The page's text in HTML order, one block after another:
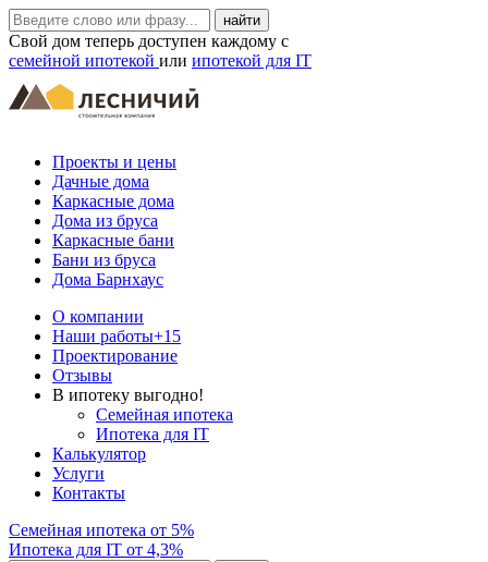
Свой дом теперь доступен каждому с
семейной ипотекой или ипотекой для IT
Проекты и цены
Дачные дома
Каркасные дома
Дома из бруса
Каркасные бани
Бани из бруса
Дома Барнхаус
О компании
Наши работы+15
Проектирование
Отзывы
В ипотеку выгодно!
Семейная ипотека
Ипотека для IT
Калькулятор
Услуги
Контакты
Семейная ипотека от 5%
Ипотека для IT от 4,3%